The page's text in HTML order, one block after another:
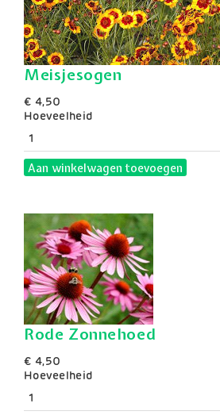
Meisjesogen
€ 4,50
Hoeveelheid
Aan winkelwagen toevoegen
Rode Zonnehoed
€ 4,50
Hoeveelheid